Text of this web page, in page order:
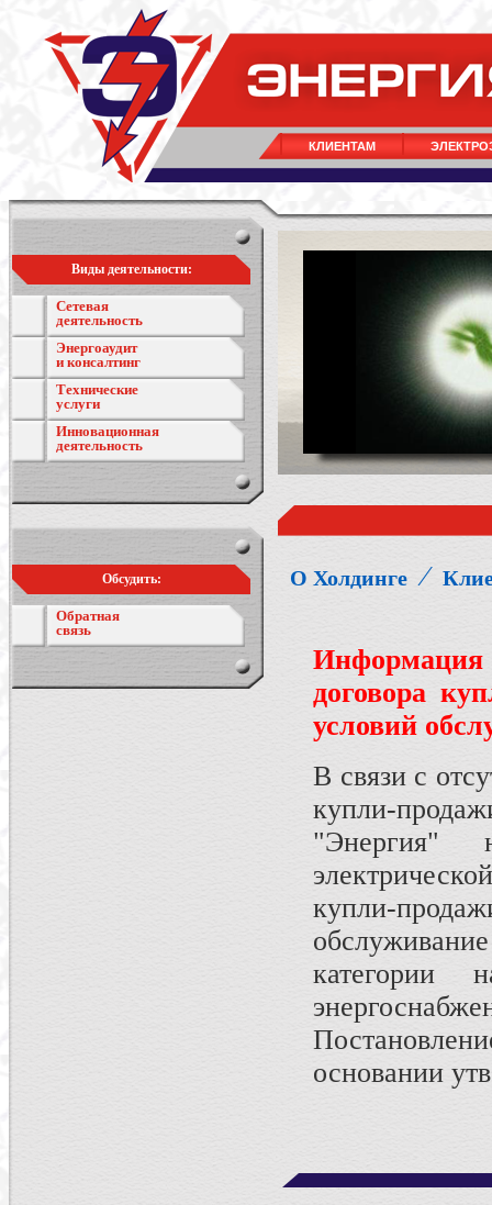
КЛИЕНТАМ
Виды деятельности:
Сетевая
деятельность
Энергоаудит
и консалтинг
Технические
услуги
Инновационная
деятельность
Обсудить:
Обратная
связь
О Холдинге ⁄
договора
условий
В связи с
купли-
"Энергия"
купли-
категории
основании